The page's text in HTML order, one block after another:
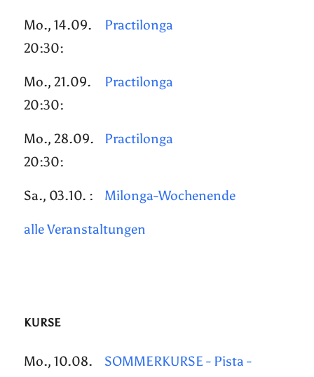
Mo., 14.09.
20:30:
Practilonga
Mo., 21.09.
20:30:
Practilonga
Mo., 28.09.
20:30:
Practilonga
Sa., 03.10. : Milonga-Wochenende
alle Veranstaltungen
KURSE
Mo., 10.08.
SOMMERKURSE - Pista -